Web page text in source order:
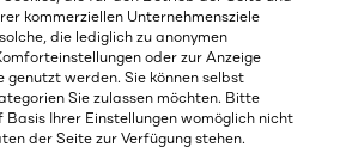
kommerziellen Unternehmensziele
die lediglich zu anonymen
oder zur Anzeige
werden. Sie können selbst
Sie zulassen möchten. Bitte
Basis Ihrer Einstellungen womöglich nicht
der Seite zur Verfügung stehen.